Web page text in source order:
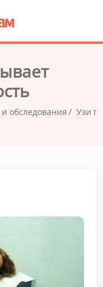
обследования Узи